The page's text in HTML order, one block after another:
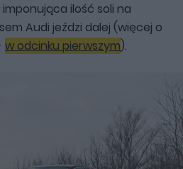
ilość soli na
Audi jeździ dalej (więcej o
w odcinku pierwszym).